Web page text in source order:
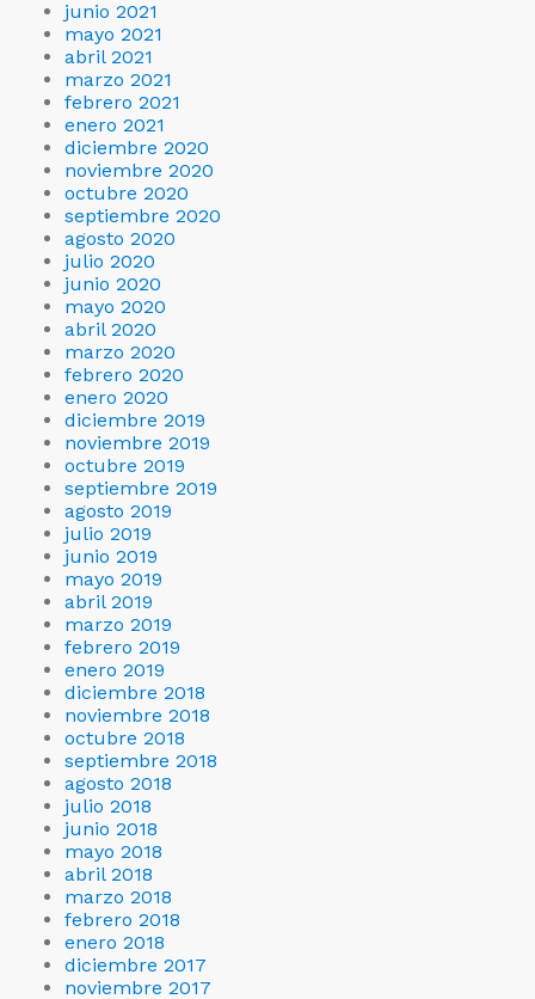
junio 2021
mayo 2021
abril 2021
marzo 2021
febrero 2021
enero 2021
diciembre 2020
noviembre 2020
octubre 2020
septiembre 2020
agosto 2020
julio 2020
junio 2020
mayo 2020
abril 2020
marzo 2020
febrero 2020
enero 2020
diciembre 2019
noviembre 2019
octubre 2019
septiembre 2019
agosto 2019
julio 2019
junio 2019
mayo 2019
abril 2019
marzo 2019
febrero 2019
enero 2019
diciembre 2018
noviembre 2018
octubre 2018
septiembre 2018
agosto 2018
julio 2018
junio 2018
mayo 2018
abril 2018
marzo 2018
febrero 2018
enero 2018
diciembre 2017
noviembre 2017